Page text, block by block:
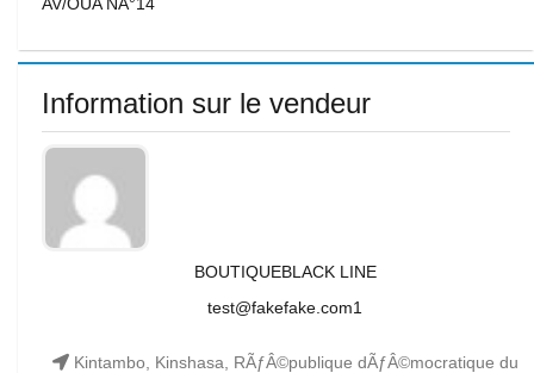
Information sur le vendeur
BOUTIQUEBLACK LINE
test@fakefake.com1
Kintambo, Kinshasa, RÃƒÂ©publique dÃƒÂ©mocratique du